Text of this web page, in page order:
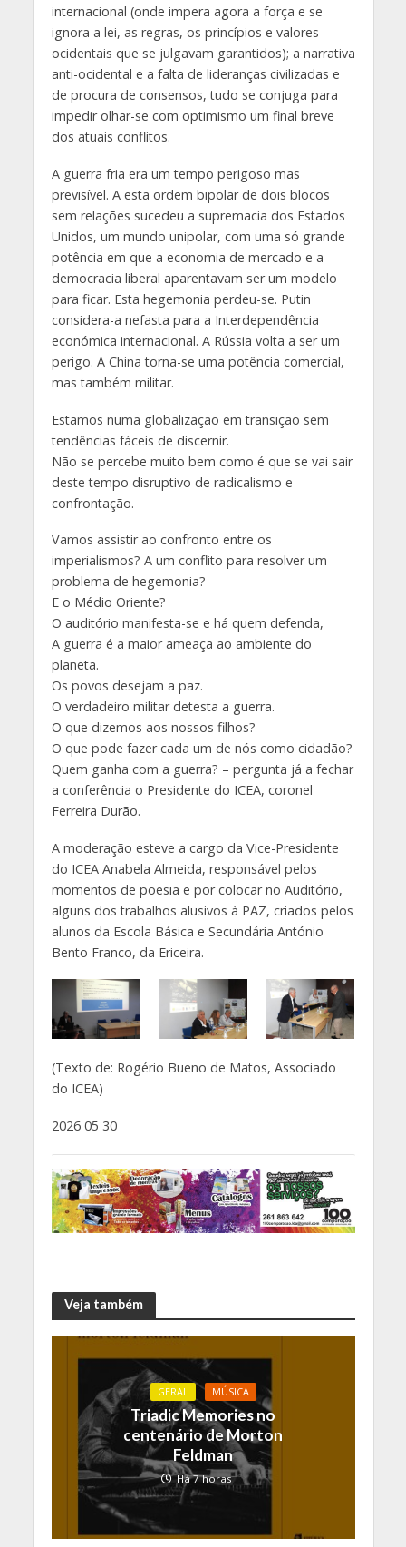
internacional (onde impera agora a força e se
ignora a lei, as regras, os princípios e valores
ocidentais que se julgavam garantidos); a narrativa
anti-ocidental e a falta de lideranças civilizadas e
de procura de consensos, tudo se conjuga para
impedir olhar-se com optimismo um final breve
dos atuais conflitos.
A guerra fria era um tempo perigoso mas
previsível. A esta ordem bipolar de dois blocos
sem relações sucedeu a supremacia dos Estados
Unidos, um mundo unipolar, com uma só grande
potência em que a economia de mercado e a
democracia liberal aparentavam ser um modelo
para ficar. Esta hegemonia perdeu-se. Putin
considera-a nefasta para a Interdependência
económica internacional. A Rússia volta a ser um
perigo. A China torna-se uma potência comercial,
mas também militar.
Estamos numa globalização em transição sem
tendências fáceis de discernir.
Não se percebe muito bem como é que se vai sair
deste tempo disruptivo de radicalismo e
confrontação.
Vamos assistir ao confronto entre os
imperialismos? A um conflito para resolver um
problema de hegemonia?
E o Médio Oriente?
O auditório manifesta-se e há quem defenda,
A guerra é a maior ameaça ao ambiente do
planeta.
Os povos desejam a paz.
O verdadeiro militar detesta a guerra.
O que dizemos aos nossos filhos?
O que pode fazer cada um de nós como cidadão?
Quem ganha com a guerra? – pergunta já a fechar
a conferência o Presidente do ICEA, coronel
Ferreira Durão.
A moderação esteve a cargo da Vice-Presidente
do ICEA Anabela Almeida, responsável pelos
momentos de poesia e por colocar no Auditório,
alguns dos trabalhos alusivos à PAZ, criados pelos
alunos da Escola Básica e Secundária António
Bento Franco, da Ericeira.
(Texto de: Rogério Bueno de Matos, Associado
do ICEA)
2026 05 30
Veja também
GERAL MÚSICA
Triadic Memories no
centenário de Morton
Feldman
Há 7 horas